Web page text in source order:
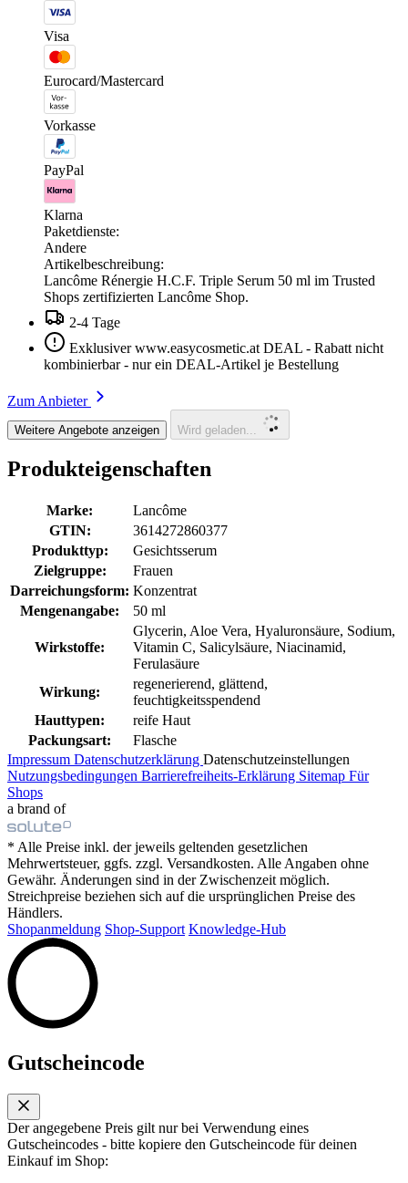
Visa
Eurocard/Mastercard
Vorkasse
PayPal
Klarna
Paketdienste:
Andere
Artikelbeschreibung:
Lancôme Rénergie H.C.F. Triple Serum 50 ml im Trusted
Shops zertifizierten Lancôme Shop.
2-4 Tage
Exklusiver www.easycosmetic.at DEAL - Rabatt nicht
kombinierbar - nur ein DEAL-Artikel je Bestellung
Zum Anbieter
Weitere Angebote anzeigen Wird geladen...
Produkteigenschaften
Marke:
Lancôme
GTIN:
3614272860377
Produkttyp:
Gesichtsserum
Zielgruppe:
Frauen
Darreichungsform: Konzentrat
Mengenangabe:
50 ml
Wirkstoffe:
Glycerin, Aloe Vera, Hyaluronsäure, Sodium,
Vitamin C, Salicylsäure, Niacinamid,
Ferulasäure
Wirkung:
regenerierend, glättend,
feuchtigkeitsspendend
Hauttypen:
reife Haut
Packungsart:
Flasche
Impressum Datenschutzerklärung Datenschutzeinstellungen
Nutzungsbedingungen Barrierefreiheits-Erklärung Sitemap Für
Shops
a brand of
* Alle Preise inkl. der jeweils geltenden gesetzlichen
Mehrwertsteuer, ggfs. zzgl. Versandkosten. Alle Angaben ohne
Gewähr. Änderungen sind in der Zwischenzeit möglich.
Streichpreise beziehen sich auf die ursprünglichen Preise des
Händlers.
Shopanmeldung Shop-Support Knowledge-Hub
Gutscheincode
Der angegebene Preis gilt nur bei Verwendung eines
Gutscheincodes - bitte kopiere den Gutscheincode für deinen
Einkauf im Shop: